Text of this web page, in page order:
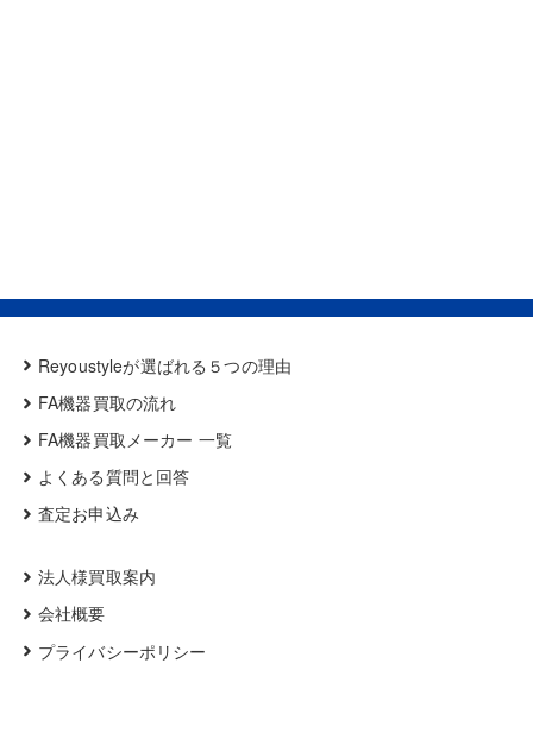
Reyoustyleが選ばれる５つの理由
FA機器買取の流れ
FA機器買取メーカー 一覧
よくある質問と回答
査定お申込み
法人様買取案内
会社概要
プライバシーポリシー